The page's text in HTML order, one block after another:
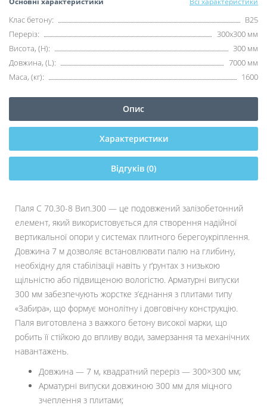
Клас бетону:
B25
Переріз:
300х300 мм
Висота, (H):
300 мм
Довжина, (L):
7000 мм
Маса, (кг):
1600
Опис
Характеристики
Відгуків (0)
Паля С 70.30-8 Вип.300 — це подовжений залізобетонний
елемент, який використовується для створення надійної
вертикальної опори у системах плитного берегоукріплення.
Довжина 7 м дозволяє встановлювати палю на глибину,
необхідну для стабілізації навіть у ґрунтах з низькою
щільністю або підвищеною вологістю. Арматурні випуски
300 мм забезпечують жорстке з’єднання з плитами типу
«Забира», що формує монолітну і довговічну конструкцію.
Паля виготовлена з важкого бетону високої марки, що
робить її стійкою до впливу води, замерзання та механічних
навантажень.
Довжина — 7 м, квадратний переріз — 300×300 мм;
Арматурні випуски довжиною 300 мм для міцного
зчеплення з плитами;